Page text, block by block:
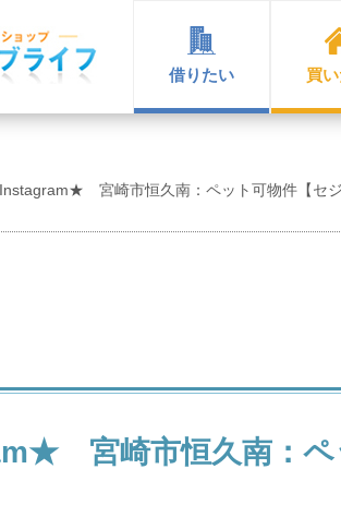
借りたい 買
宮崎市恒久南：ペット可物件【セジ
宮崎市恒久南：ペ